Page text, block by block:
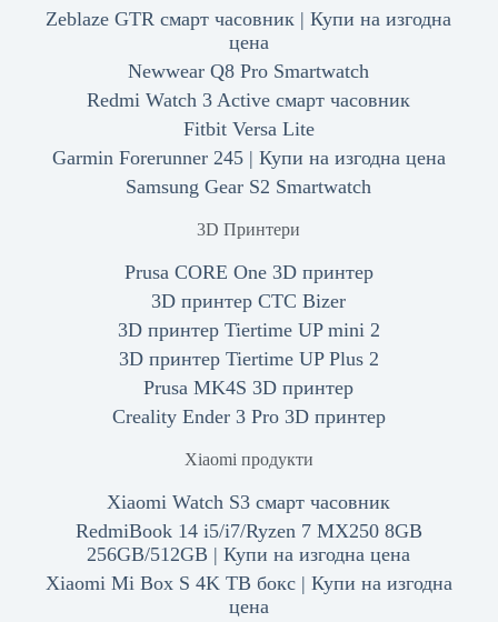
Zeblaze GTR смарт часовник | Купи на изгодна
цена
Newwear Q8 Pro Smartwatch
Redmi Watch 3 Active смарт часовник
Fitbit Versa Lite
Garmin Forerunner 245 | Купи на изгодна цена
Samsung Gear S2 Smartwatch
3D Принтери
Prusa CORE One 3D принтер
3D принтер CTC Bizer
3D принтер Tiertime UP mini 2
3D принтер Tiertime UP Plus 2
Prusa MK4S 3D принтер
Creality Ender 3 Pro 3D принтер
Xiaomi продукти
Xiaomi Watch S3 смарт часовник
RedmiBook 14 i5/i7/Ryzen 7 MX250 8GB
256GB/512GB | Купи на изгодна цена
Xiaomi Mi Box S 4K ТВ бокс | Купи на изгодна
цена